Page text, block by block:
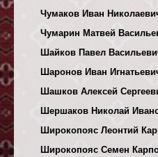
Чумаков Иван
Чумарин Матвей
Шайков Павел
Шаронов Иван
Шашков Алексей
Шершаков Николай
Широкопояс Леонтий
Широкопояс Семен